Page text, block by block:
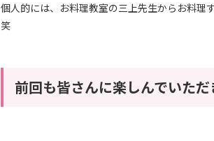
個人的には、お料理教室の三上先生からお料理
笑
前回も皆さんに楽しんでいただ